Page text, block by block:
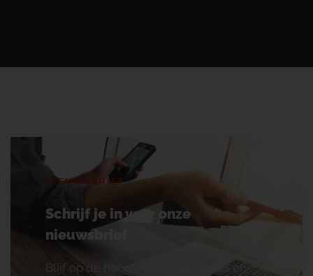
NIEUWSBRIEF
Schrijf je in voor onze
nieuwsbrief
Blijf op de hoogte van onze acties en